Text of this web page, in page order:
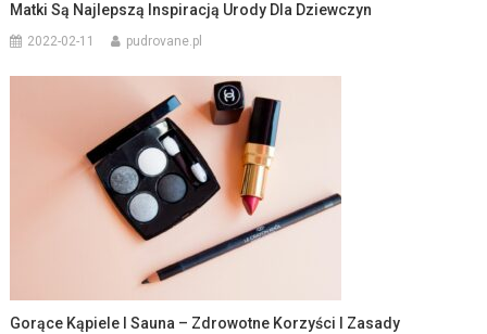
Matki Są Najlepszą Inspiracją Urody Dla Dziewczyn
2022-02-11 pudrovane.pl
Gorące Kąpiele I Sauna – Zdrowotne Korzyści I Zasady